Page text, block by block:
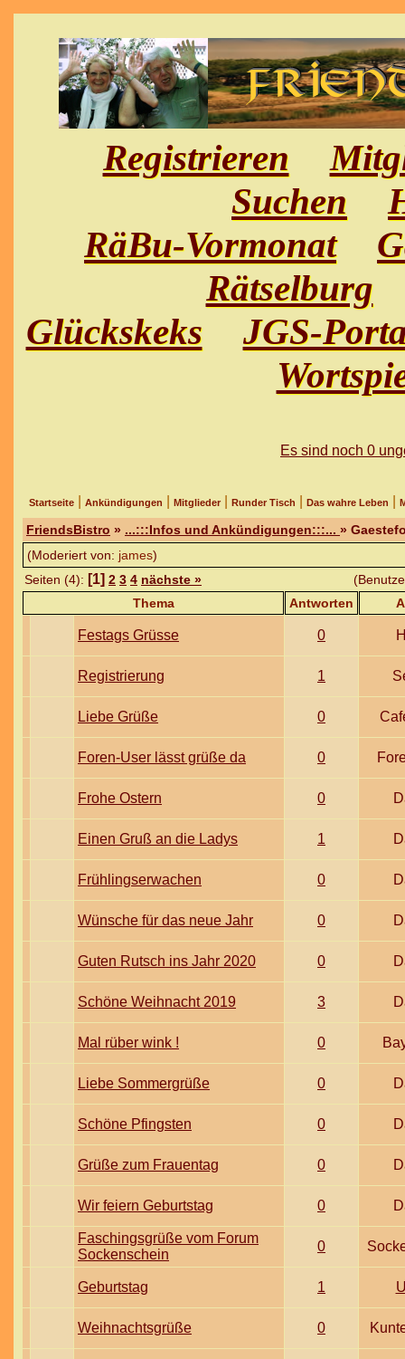
Registrieren
Suchen
RäBu-Vormonat
Rätselburg
Glückskeks
JGS-
Es sind noch 0
Startseite Ankündigungen Mitglieder Runder Tisch Das wahre Leben
FriendsBistro » ...:::Infos und Ankündigungen:::... »
(Moderiert von: james)
Seiten (4): [1] 2 3 4 nächste »
Thema
Antworten
Festags Grüsse 0
Registrierung 1
Liebe Grüße 0
Foren-User lässt grüße da 0
Frohe Ostern 0
Einen Gruß an die Ladys 1
Frühlingserwachen 0
Wünsche für das neue Jahr 0
Guten Rutsch ins Jahr 2020 0
Schöne Weihnacht 2019 3
Mal rüber wink ! 0
Liebe Sommergrüße 0
Schöne Pfingsten 0
Grüße zum Frauentag 0
Wir feiern Geburtstag 0
Faschingsgrüße vom Forum
Sockenschein
0
Geburtstag 1
Weihnachtsgrüße 0